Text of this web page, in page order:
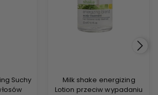
Suchy
Milk shake energizing
Lotion przeciw wypadaniu